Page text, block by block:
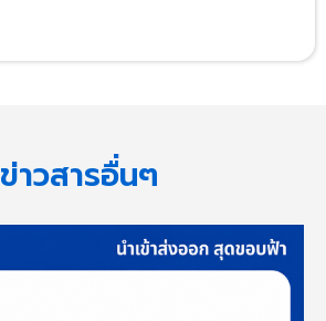
ข่าวสารอื่นๆ